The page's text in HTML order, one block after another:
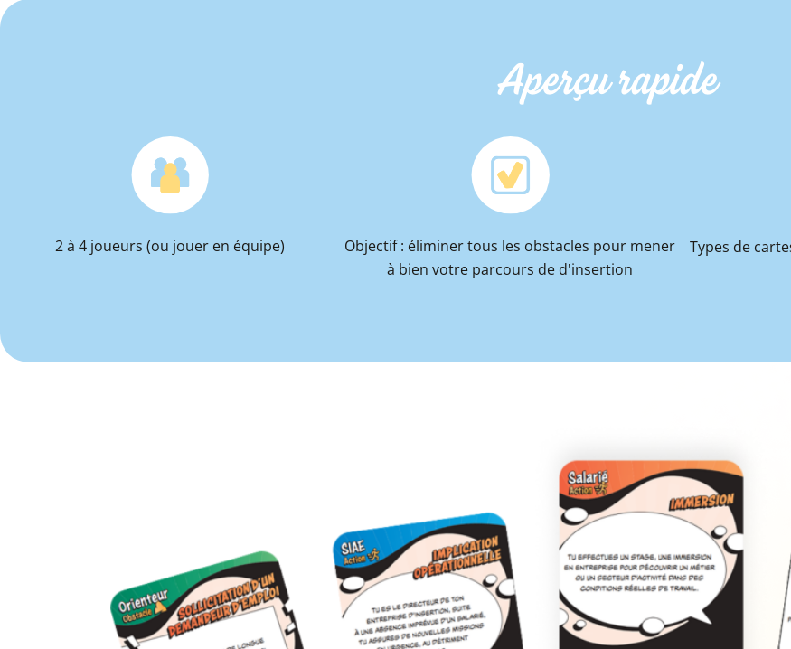
Aperçu rapide
2 à 4 joueurs (ou jouer en équipe)
Objectif : éliminer tous les obstacles pour mener
à bien votre parcours de d'insertion
Types de